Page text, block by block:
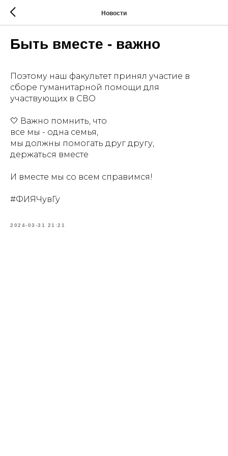
Новости
Быть вместе - важно
Поэтому наш факультет принял участие в
сборе гуманитарной помощи для
участвующих в СВО
🤍 Важно помнить, что
все мы - одна семья,
мы должны помогать друг другу,
держаться вместе
И вместе мы со всем справимся!
#ФИЯЧувГу
2024-03-31 21:21